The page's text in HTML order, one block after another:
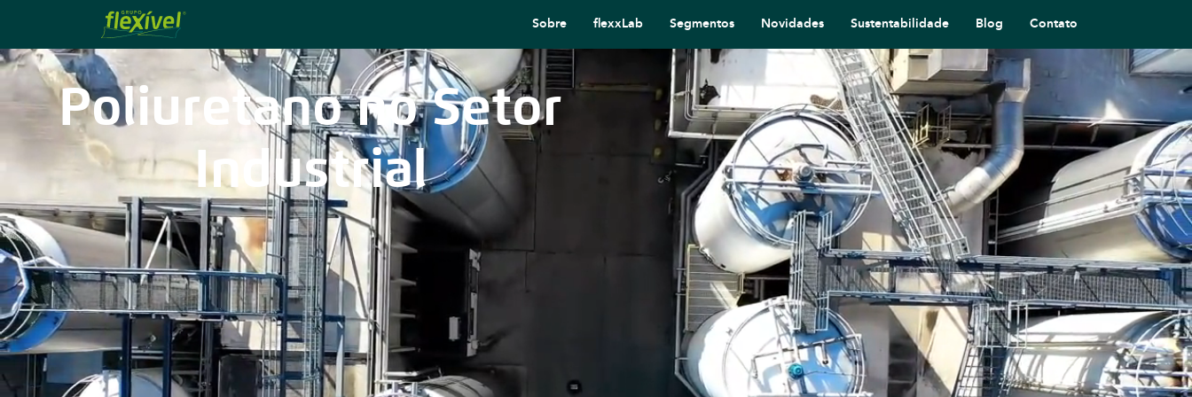
Sobre flexxLab Segmentos Novidades Sustentabilidade Blog Contato
Poliuretano no Setor
Industrial